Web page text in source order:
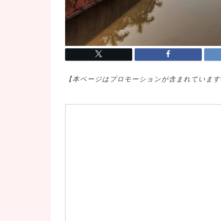
【本ページはプロモ ーションが含まれていま